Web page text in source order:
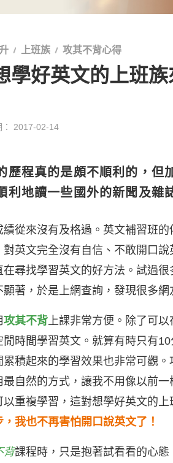
上班族 攻其不背心得
學好英文的上班
2017-02-14
歷程真的是頗不順利的，但
利地讀一些國外的新聞及雜
從來沒有及格過。英文補習班
對英文完全沒有自信、不敢開口
尋找學習英文的好方法。試過
著，於是上網查詢，發現很多網
攻其不背上課非常方便。除了可
時間學習英文。就算有時只有
積起來的學習效果也非常可觀
最自然的方式，讓我不用像以前
重複學習，這對想學好英文的上
我也不再害怕開口說英文了！
背課程時，只是抱著試看看的心